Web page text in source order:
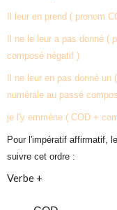
Il leur en prend ( pronom
Il ne le leur a pas donné (
composé négatif )
Il ne leur en pas donné
numérale au passé
je l'y emmène ( COD +
Pour l'impératif affirmatif,
suivre cet ordre :
Verbe +